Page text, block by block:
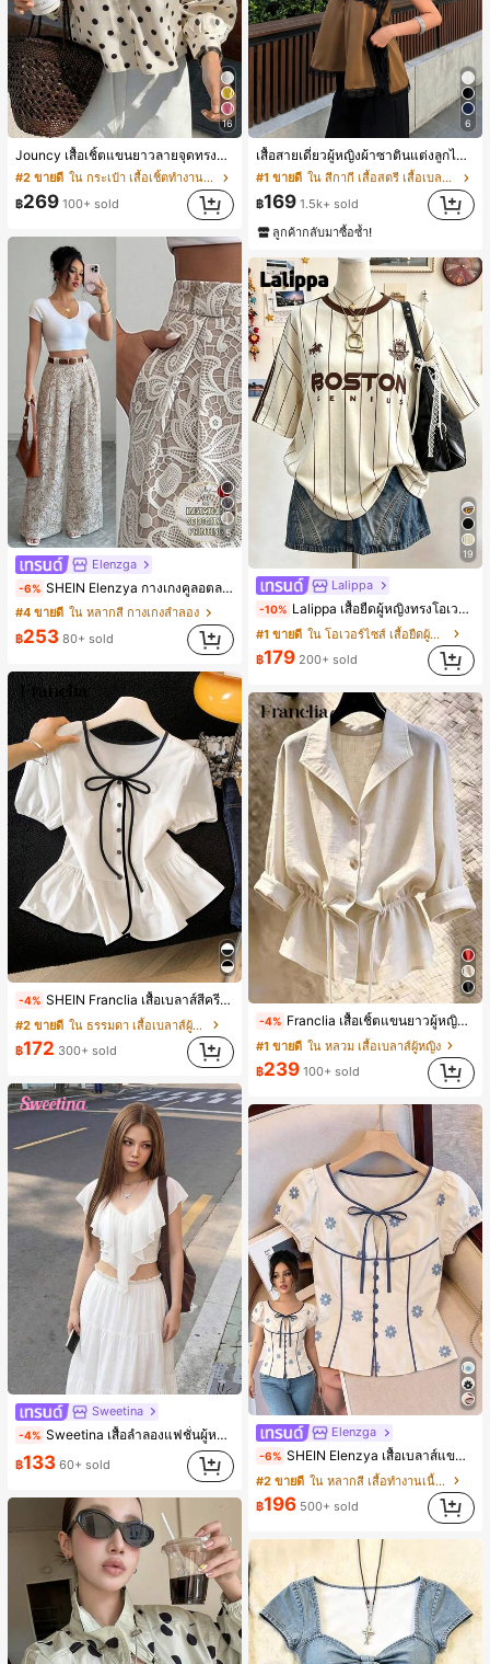
16
Jouncy เสื้อเชิ้ตแขนยาวลายจุดทรงหลวมสำหรับผู้หญิง
#2 ขายดี
ใน กระเป๋า เสื้อเชิ้ตทำงานมีกระเป๋า
฿269 100+ sold
5
Elenzga
-6% SHEIN Elenzya กางเกงคูลอตลายจุดเอวสูงแบบใหม่สำหรับฤดูใบไม้ผลิ/ฤดูร้อน, สไตล์หรูหราเหมาะสำหรับใส่ในชีวิตประจำวันและทำงาน, ให้ความรู้สึกวินเทจสำหรับฤดูรับปริญญา, เทศกาลดนตรี, การแข่งม้าดาร์บี้, วันประกาศอิสรภาพ
#4 ขายดี ใน หลากสี กางเกงลำลอง
฿253 80+ sold
-4% SHEIN Franclia เสื้อเบลาส์สีครีมขาวนุ่มนวล เอวรูด, แต่งขอบตัดกัน + โบว์ผูก, แขนพอง จับคู่กับกระโปรงชายระบาย, ลดอายุและดูดี, นุ่มและเก๋ไก๋สำหรับใส่ทุกวัน
#2 ขายดี
ใน ธรรมดา เสื้อเบลาส์ผู้หญิง
฿172 300+ sold
Sweetina
-4% Sweetina เสื้อลำลองแฟชั่นผู้หญิงสีพื้นแต่งระบายอเนกประสงค์
฿133 60+ sold
6
เสื้อสายเดี่ยวผู้หญิงผ้าซาตินแต่งลูกไม้ - เสื้อสายเดี่ยวฤดูร้อนสีคากีมีรอยผ่าด้านข้างที่น่าดึงดูดแบบสบายๆ
#1 ขายดี
ใน สีกากี เสื้อสตรี เสื้อเบลาส์ & Tee
฿169 1.5k+ sold
ลูกค้ากลับมาซื้อซ้ำ!
19
Lalippa
-10% Lalippa เสื้อยืดผู้หญิงทรงโอเวอร์ไซส์ความยาวกลาง คอกลม ไหล่ตก ลายพิมพ์ตัวอักษรและลายทางแนวตั้ง สไตล์แฟชั่นมินิมอล ของขวัญให้เพื่อน
#1 ขายดี
ใน โอเวอร์ไซส์ เสื้อยืดผู้หญิง
฿179 200+ sold
-4% Franclia เสื้อเชิ้ตแขนยาวผู้หญิงแบบหลวมทรงสลัชชี่ลำลอง มีเชือกรูด ช่วยพรางหุ่น
#1 ขายดี ใน หลวม เสื้อเบลาส์ผู้หญิง
฿239 100+ sold
Elenzga
-6% SHEIN Elenzya เสื้อเบลาส์แขนพัฟแต่งระบายสีพื้นสีน้ำเงินสำหรับผู้หญิง, เสื้อครอปเข้ารูปผูกโบว์คอวีตัดกันสำหรับฤดูร้อน
#2 ขายดี
ใน หลากสี เสื้อทำงานเนื้อผ้านุ่ม
฿196 500+ sold